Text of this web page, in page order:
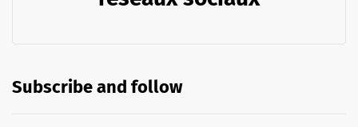
Subscribe and follow